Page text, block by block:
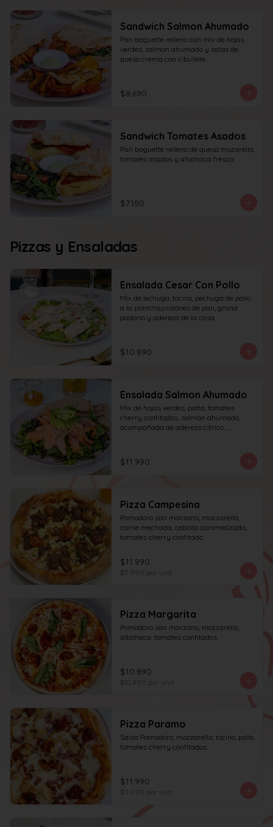
Sandwich Salmon Ahumado
Pan baguette relleno con mix de hojas
verdes, salmon ahumado y salsa de
queso crema con cibullete.
$8.690
Sandwich Tomates Asados
Pan baguette relleno de queso mozarella,
tomates asados y albahaca fresca.
$7.150
Pizzas y Ensaladas
Ensalada Cesar Con Pollo
Mix de lechuga, tocino, pechuga de pollo
a la plancha,crotones de pan, grana
padano y aderezo de la casa
$10.890
Ensalada Salmon Ahumado
Mix de hojas verdes, palta, tomates
cherry confitados, salmón ahumado,
acompañada de aderezo cítrico,
$11.990
Pizza Campesina
Pomodoro san marzano, mozzarella,
carne mechada, cebolla caramelizada,
tomates cherry confitado.
$11.990
$11.990 por und
Pizza Margarita
Pomodoro san marzano, mozzarella,
albahaca, tomates confitados.
$10.890
$10.890 por und
Pizza Paramo
Salsa Pomodoro, mozzarella, tocino, pollo,
tomates cherry confitados.
$11.990
$11.990 por und